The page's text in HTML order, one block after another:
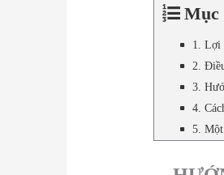
Mục
1. Lợi
2.
3.
4.
5.